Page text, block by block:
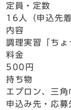
定員・定数
16人（申込先着
内容
調理実習「ち
料金
500円
持ち物
エプロン、三
申込み先・応